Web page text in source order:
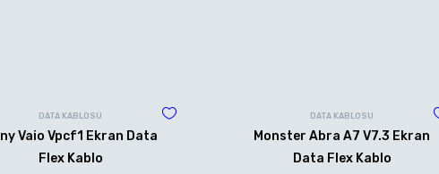
DATA KABLOSU
Vaio Vpcf1 Ekran Data
Flex Kablo
DATA KABLOSU
Monster Abra A7 V7.3 Ekran
Data Flex Kablo